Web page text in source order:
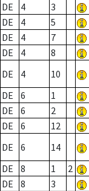
DE
4 3
DE
4 5
DE
4 7
DE
4 8
DE
4 10
DE
6 1
DE
6 2
DE
6 12
DE
6 14
DE
8 1 2
DE
8 3